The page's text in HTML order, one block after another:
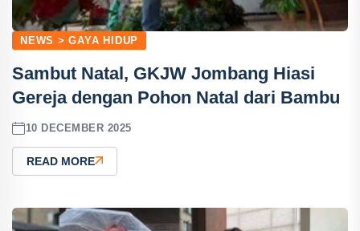
NEWS > GAYA HIDUP
Sambut Natal, GKJW Jombang Hiasi
Gereja dengan Pohon Natal dari Bambu
10 DECEMBER 2025
READ MORE